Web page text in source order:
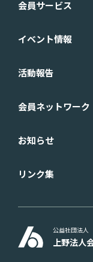
公益社団法人
上野法人
会員サービス
イベント情報
活動報告
会員ネットワーク
お知らせ
リンク集